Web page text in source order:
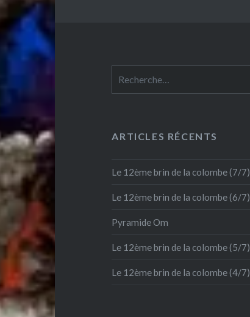
ARTICLES RÉCENTS
Le 12ème brin de la colombe (7/7)
Le 12ème brin de la colombe (6/7)
Pyramide Om
Le 12ème brin de la colombe (5/7)
Le 12ème brin de la colombe (4/7)